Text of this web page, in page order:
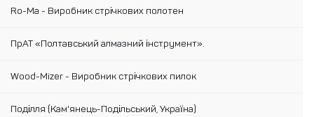
Ro-Ma - Виробник стрічкових полотен
ПрАТ «Полтавський алмазний інструмент».
Wood-Mizer - Виробник стрічкових пилок
Поділля (Кам'янець-Подільський, Україна)